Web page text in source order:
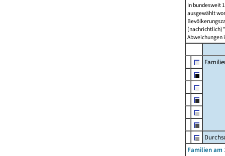
In bundesweit
ausgewählt
Abweichungen
Familien am